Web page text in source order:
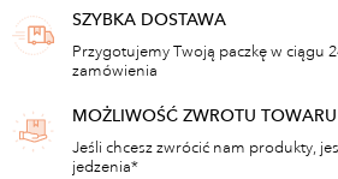
SZYBKA DOSTAWA
Przygotujemy Twoją paczkę w ciągu
zamówienia
MOŻLIWOŚĆ ZWROTU TOWARU
Jeśli chcesz zwrócić nam produkty,
jedzenia*